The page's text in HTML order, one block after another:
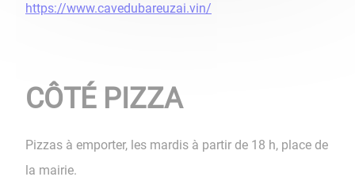
https://www.cavedubareuzai.vin/
CÔTÉ PIZZA
Pizzas à emporter, les mardis à partir de 18 h, place de
la mairie.